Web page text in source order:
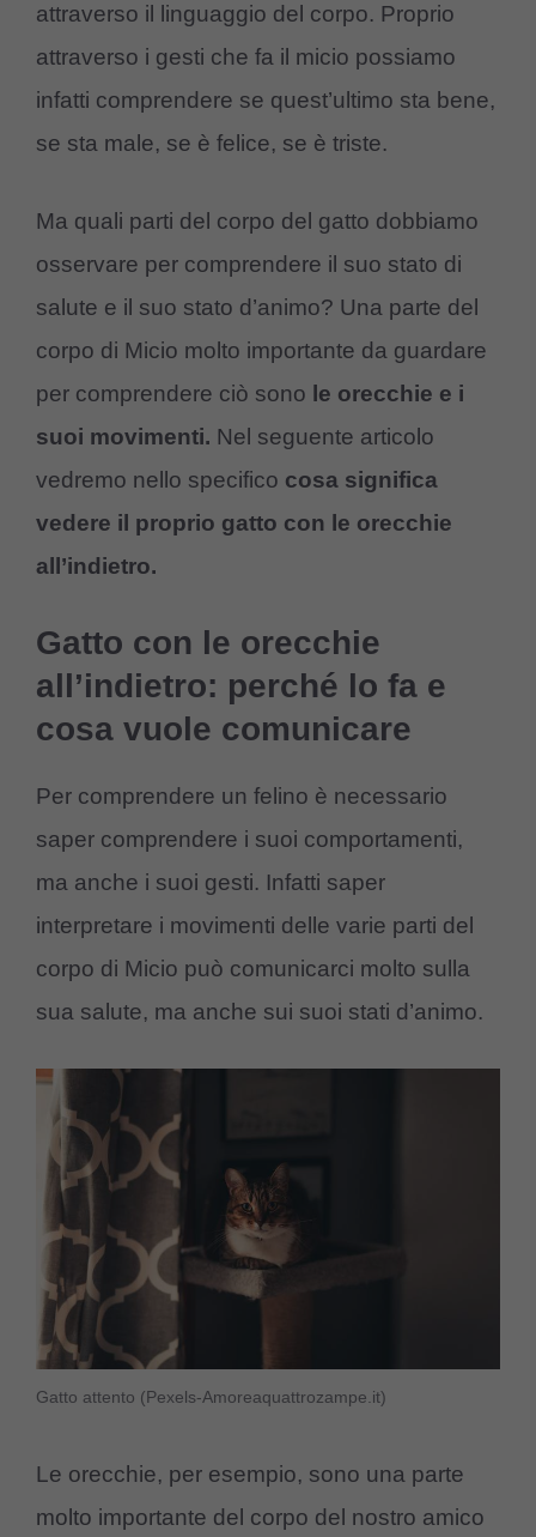
attraverso il linguaggio del corpo. Proprio
attraverso i gesti che fa il micio possiamo
infatti comprendere se quest’ultimo sta bene,
se sta male, se è felice, se è triste.
Ma quali parti del corpo del gatto dobbiamo
osservare per comprendere il suo stato di
salute e il suo stato d’animo? Una parte del
corpo di Micio molto importante da guardare
per comprendere ciò sono le orecchie e i
suoi movimenti. Nel seguente articolo
vedremo nello specifico cosa significa
vedere il proprio gatto con le orecchie
all’indietro.
Gatto con le orecchie
all’indietro: perché lo fa e
cosa vuole comunicare
Per comprendere un felino è necessario
saper comprendere i suoi comportamenti,
ma anche i suoi gesti. Infatti saper
interpretare i movimenti delle varie parti del
corpo di Micio può comunicarci molto sulla
sua salute, ma anche sui suoi stati d’animo.
Gatto attento (Pexels-Amoreaquattrozampe.it)
Le orecchie, per esempio, sono una parte
molto importante del corpo del nostro amico